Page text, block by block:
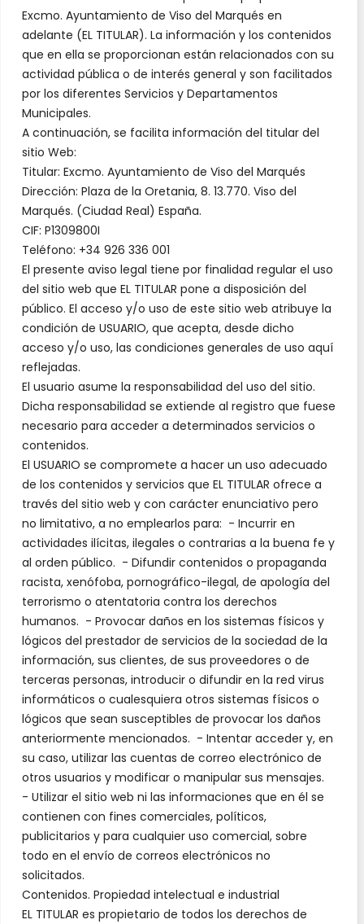
Excmo. Ayuntamiento de Viso del Marqués en
adelante (EL TITULAR). La información y los contenidos
que en ella se proporcionan están relacionados con su
actividad pública o de interés general y son facilitados
por los diferentes Servicios y Departamentos
Municipales.
A continuación, se facilita información del titular del
sitio Web:
Titular: Excmo. Ayuntamiento de Viso del Marqués
Dirección: Plaza de la Oretania, 8. 13.770. Viso del
Marqués. (Ciudad Real) España.
CIF: P1309800I
Teléfono: +34 926 336 001
El presente aviso legal tiene por finalidad regular el uso
del sitio web que EL TITULAR pone a disposición del
público. El acceso y/o uso de este sitio web atribuye la
condición de USUARIO, que acepta, desde dicho
acceso y/o uso, las condiciones generales de uso aquí
reflejadas.
El usuario asume la responsabilidad del uso del sitio.
Dicha responsabilidad se extiende al registro que fuese
necesario para acceder a determinados servicios o
contenidos.
El USUARIO se compromete a hacer un uso adecuado
de los contenidos y servicios que EL TITULAR ofrece a
través del sitio web y con carácter enunciativo pero
no limitativo, a no emplearlos para: - Incurrir en
actividades ilícitas, ilegales o contrarias a la buena fe y
al orden público. - Difundir contenidos o propaganda
racista, xenófoba, pornográfico-ilegal, de apología del
terrorismo o atentatoria contra los derechos
humanos. - Provocar daños en los sistemas físicos y
lógicos del prestador de servicios de la sociedad de la
información, sus clientes, de sus proveedores o de
terceras personas, introducir o difundir en la red virus
informáticos o cualesquiera otros sistemas físicos o
lógicos que sean susceptibles de provocar los daños
anteriormente mencionados. - Intentar acceder y, en
su caso, utilizar las cuentas de correo electrónico de
otros usuarios y modificar o manipular sus mensajes.
- Utilizar el sitio web ni las informaciones que en él se
contienen con fines comerciales, políticos,
publicitarios y para cualquier uso comercial, sobre
todo en el envío de correos electrónicos no
solicitados.
Contenidos. Propiedad intelectual e industrial
EL TITULAR es propietario de todos los derechos de